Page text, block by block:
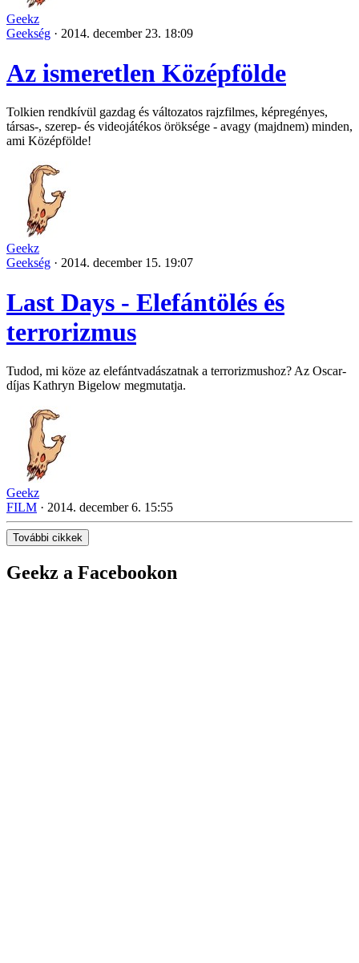
Geekz
Geekség · 2014. december 23. 18:09
Az ismeretlen Középfölde
Tolkien rendkívül gazdag és változatos rajzfilmes, képregényes,
társas-, szerep- és videojátékos öröksége - avagy (majdnem) minden,
ami Középfölde!
Geekz
Geekség · 2014. december 15. 19:07
Last Days - Elefántölés és
terrorizmus
Tudod, mi köze az elefántvadászatnak a terrorizmushoz? Az Oscar-
díjas Kathryn Bigelow megmutatja.
Geekz
FILM · 2014. december 6. 15:55
További cikkek
Geekz a Facebookon